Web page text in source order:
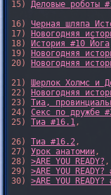
15) Деловые роботы
16) Черная шляпа
17)
Новогодняя
18)
История #10 Йога
19)
Новогодняя
20)
Новогодняя
21) Шерлок Холмс и
22)
Новогодняя
23) Тиа,
24) Секс по дружбе
25) Тиа #16.1,
26) Тиа #16.2,
27) Урок анатомии,
28) >ARE YOU READY? ,
29) >ARE YOU READY?
30) >ARE YOU READY?